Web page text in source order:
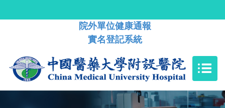
院外單位健康通報
實名登記系統